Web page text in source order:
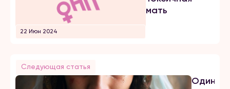
22 Июн 2024
мать
Следующая статья
Одина